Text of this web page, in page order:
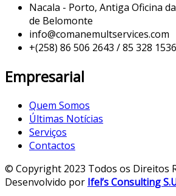
Nacala - Porto, Antiga Oficina
de Belomonte
info@comanemultservices.com
+(258) 86 506 2643 / 85 328 1536
Empresarial
Quem Somos
Últimas Notícias
Serviços
Contactos
© Copyright 2023 Todos os Direitos
Desenvolvido por Ifel’s Consulting